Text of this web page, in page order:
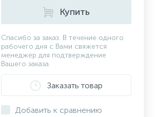
Купить
Спасибо за заказ. В течение одного
рабочего дня с Вами свяжется
менеджер для подтверждение
Вашего заказа.
Заказать товар
Добавить к сравнению